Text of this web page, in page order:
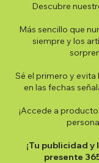
Descubre
Más sencillo que
siempre y los
Sé el primero y
en las fechas
¡Accede a
¡Tu publicidad
presente